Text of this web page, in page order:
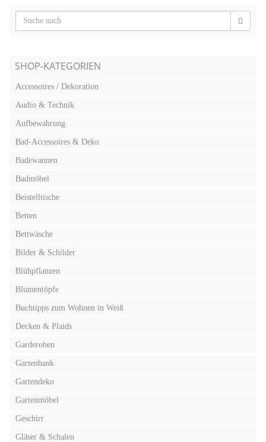
SHOP-KATEGORIEN
Accessoires / Dekoration
Audio & Technik
Aufbewahrung
Bad-Accessoires & Deko
Badewannen
Badmöbel
Beistelltische
Betten
Bettwäsche
Bilder & Schilder
Blühpflanzen
Blumentöpfe
Buchtipps zum Wohnen in Weiß
Decken & Plaids
Garderoben
Gartenbank
Gartendeko
Gartenmöbel
Geschirr
Gläser & Schalen